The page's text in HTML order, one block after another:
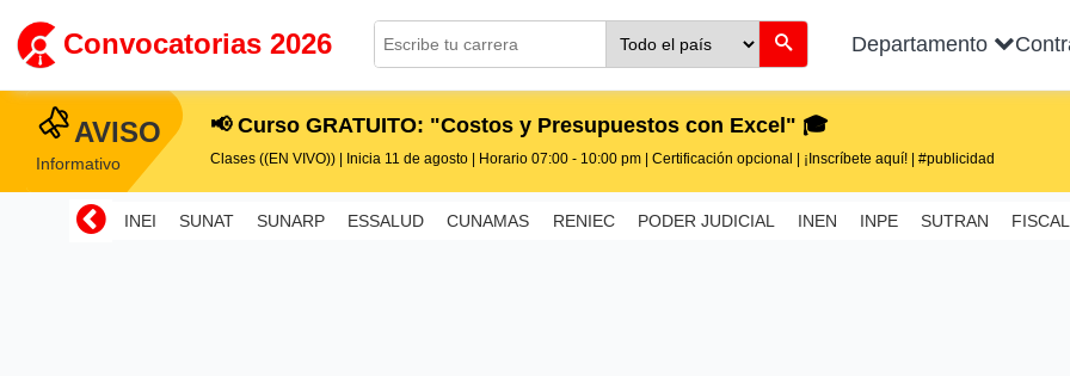
Convocatorias 2026 Departamento
AVISO
Informativo
📢 Curso GRATUITO: "Costos y Presupuestos con Excel" 🎓
Clases ((EN VIVO)) | Inicia 11 de agosto | Horario 07:00 - 10:00 pm | Certificación opcional | ¡Inscríbete aquí! | #publicidad
INEI SUNAT SUNARP ESSALUD CUNAMAS RENIEC PODER JUDICIAL INEN INPE SUTRAN